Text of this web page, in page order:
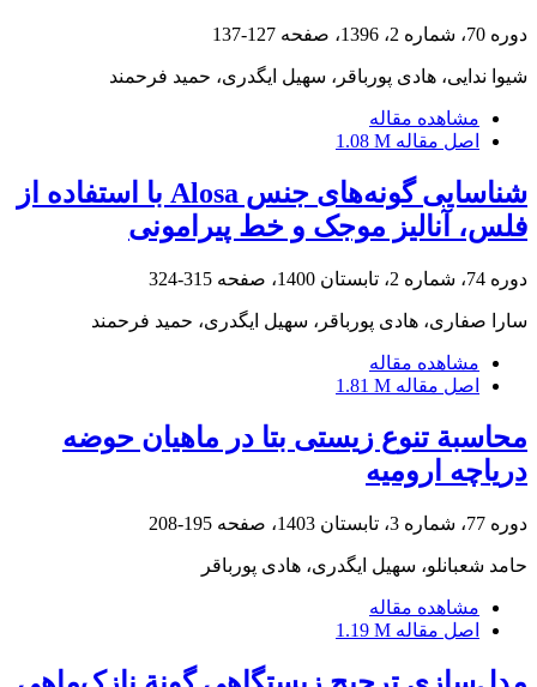
دوره 70، شماره 2، 1396، صفحه 127-137
شیوا ندایی، هادی پورباقر، سهیل ایگدری، حمید فرحمند
مشاهده مقاله
اصل مقاله 1.08 M
شناسایی گونه‌های جنس Alosa با استفاده از
فلس، آنالیز موجک و خط پیرامونی
دوره 74، شماره 2، تابستان 1400، صفحه 315-324
سارا صفاری، هادی پورباقر، سهیل ایگدری، حمید فرحمند
مشاهده مقاله
اصل مقاله 1.81 M
محاسبة تنوع زیستی بتا در ماهیان حوضه
دریاچه ارومیه
دوره 77، شماره 3، تابستان 1403، صفحه 195-208
حامد شعبانلو، سهیل ایگدری، هادی پورباقر
مشاهده مقاله
اصل مقاله 1.19 M